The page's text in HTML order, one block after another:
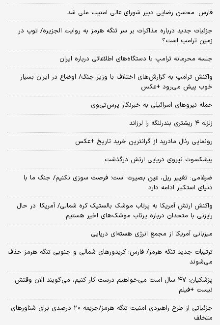
فارس: محسن رضایی دبیر شورای عالی امنیت ملی شد
جزئیات جدید درباره مذاکرات بر سر تنگه هرمز به روایت الجزیره/ توپ در
زمین ترامپ است؟
جلسه محرمانه ترامپ با دستگاه‌های اطلاعاتی درباره ایران
واکنش ترامپ به گزارش‌های اختلاف با وزیر جنگ/ اوضاع در ایران بسیار
خوب پیش می‌رود +عکس
حمله نیروهای اسرائیلی به خبرنگار پرس‌تی‌وی
زلزله ۴ ریشتری بندرلنگه را لرزاند
رونمایی رئال مادرید از گرانترین خرید تاریخ +عکس
پیشکسوت نیروی دریایی ارتش درگذشت
ضرغامی: تغییر ریل، عین بصیرت است؛ فرصت سوزی نکنیم/ جنگ ما با
دنیای استکبار ادامه دارد
واکنش ارتش آمریکا به پرتاب موشک بالستیک کره شمالی/ آمریکا: در حال
رایزنی با متحدان درباره پرتاب موشک‌های اخیر هستیم
میزبانی آمریکا از مجمع انرژی هسته‌ای دریایی
ترتیبات جدید تنگه هرمز/ فارس: کریدورهای شمالی و جنوبی تنگه هرمز حذف
می‌شوند
پزشکیان: ۴۷ سال است می‌خواهیم درست کار کنیم، می‌گویند الان وقتش
نیست +فیلم
جزئیاتی از طرح راهبردی امنیت تنگه هرمز/جریمه ۲۰ درصدی برای شناورهای
متخلف